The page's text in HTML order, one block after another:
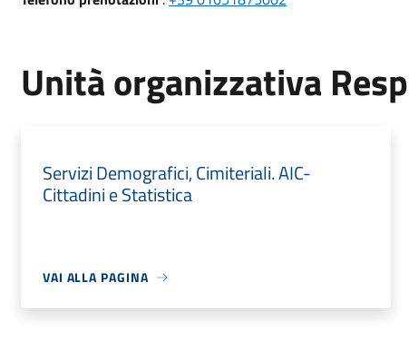
Unità organizzativa
Servizi Demografici, Cimiteriali. AIC-
Cittadini e Statistica
VAI ALLA PAGINA